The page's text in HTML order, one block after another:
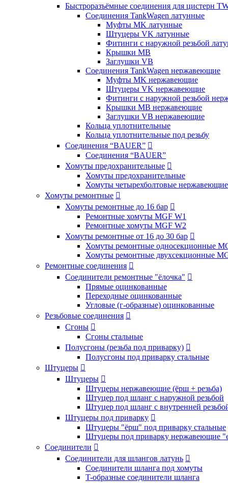
Быстроразъёмные соединения для цистерн
Соединения TankWagen латунные
Муфты MK латунные
Штуцеры VK латунные
Фитинги с наружной резьбой
Крышки MB
Заглушки VB
Соединения TankWagen нержавеющие
Муфты MK нержавеющие
Штуцеры VK нержавеющие
Фитинги с наружной резьбой
Крышки MB нержавеющие
Заглушки VB нержавеющие
Кольца уплотнительные
Кольца уплотнительные под резьбу
Соединения “BAUER” 
Соединения “BAUER”
Хомуты предохранительные 
Хомуты предохранительные
Хомуты четырехболтовые нержавеющие
Хомуты ремонтные 
Хомуты ремонтные до 16 бар 
Ремонтные хомуты MGF W1
Ремонтные хомуты MGF W2
Хомуты ремонтные от 16 до 30 бар 
Хомуты ремонтные односекционные
Хомуты ремонтные двухсекционные
Ремонтные соединения 
Соединители ремонтные "ёлочка" 
Прямые оцинкованные
Переходные оцинкованные
Угловые (г-образные) оцинкованные
Резьбовые соединения 
Сгоны 
Сгоны стальные
Полусгоны (резьба под приварку) 
Полусгоны под приварку стальные
Штуцеры 
Штуцеры 
Штуцеры нержавеющие (ёрш + резьба)
Штуцер под шланг с наружной резьбой
Штуцер под шланг с внутренней
Штуцеры под приварку 
Штуцеры "ёрш" под приварку стальные
Штуцеры под приварку нержавеющие
Соединители 
Соединители для шлангов латунь 
Соединители шланга под хомуты
T-образные соединители шланга